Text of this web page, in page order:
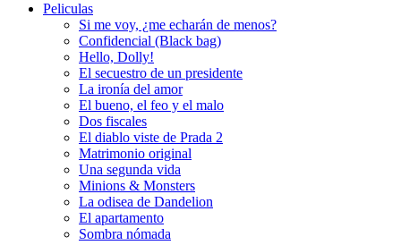
Peliculas
Si me voy, ¿me echarán de menos?
Confidencial (Black bag)
Hello, Dolly!
El secuestro de un presidente
La ironía del amor
El bueno, el feo y el malo
Dos fiscales
El diablo viste de Prada 2
Matrimonio original
Una segunda vida
Minions & Monsters
La odisea de Dandelion
El apartamento
Sombra nómada